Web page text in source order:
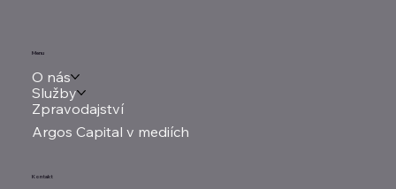
Menu
O nás
Služby
Zpravodajství
Argos Capital v mediích
Kontakt